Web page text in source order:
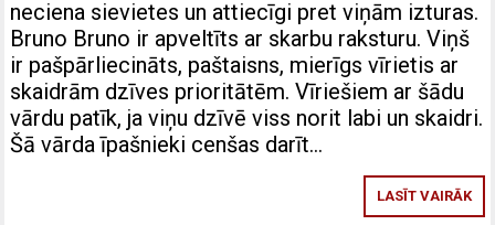
neciena sievietes un attiecīgi pret viņām izturas.
Bruno Bruno ir apveltīts ar skarbu raksturu. Viņš
ir pašpārliecināts, paštaisns, mierīgs vīrietis ar
skaidrām dzīves prioritātēm. Vīriešiem ar šādu
vārdu patīk, ja viņu dzīvē viss norit labi un skaidri.
Šā vārda īpašnieki cenšas darīt…
LASĪT VAIRĀK